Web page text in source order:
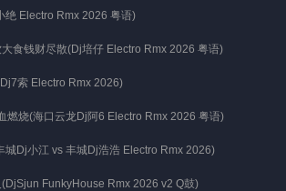
绝 Electro Rmx 2026 粤语)
食钱财尽散(Dj培仔 Electro Rmx 2026 粤语)
索 Electro Rmx 2026)
燃烧(海口云龙Dj阿6 Electro Rmx 2026 粤语)
城Dj小江 vs 丰城Dj浩浩 Electro Rmx 2026)
FunkyHouse Rmx 2026 v2 Q鼓)